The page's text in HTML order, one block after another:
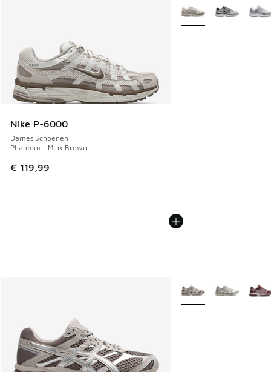
Nike P-6000
Dames Schoenen
Phantom - Mink Brown
€ 119,99
Meer kleuren
Meer kleuren